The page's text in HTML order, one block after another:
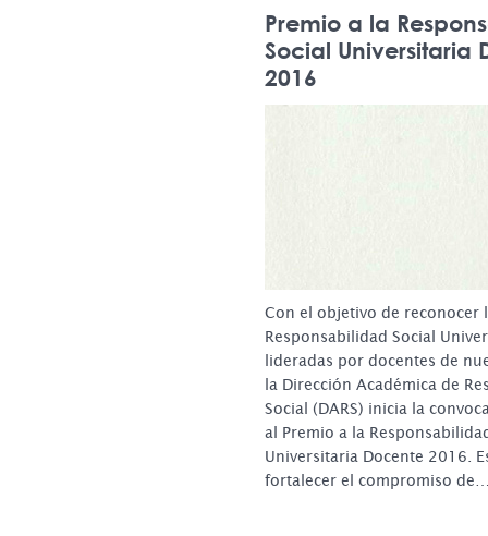
Premio a la
Social Universitaria
2016
Con el objetivo de reconocer
Responsabilidad Social
lideradas por docentes de
la Dirección Académica de
Social (DARS) inicia la
al Premio a la
Universitaria Docente 2016.
fortalecer el compromiso